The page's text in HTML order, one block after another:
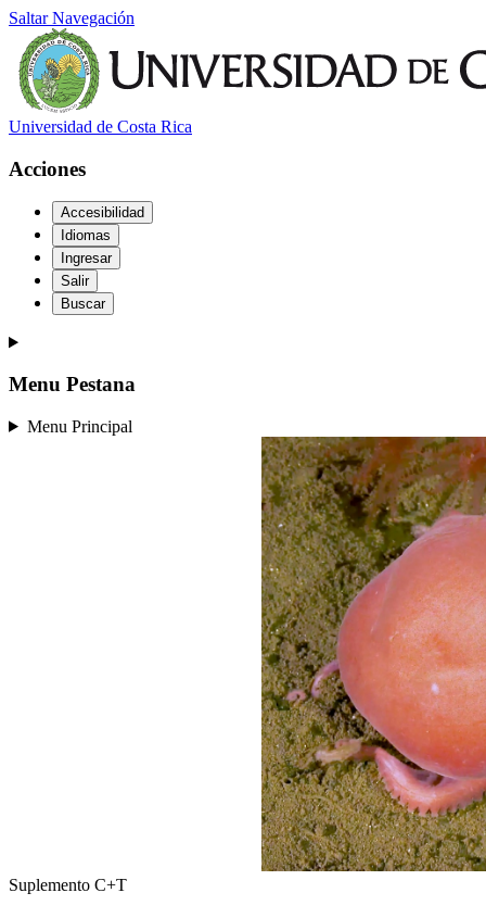
Saltar Navegación
Universidad de Costa Rica
Acciones
Accesibilidad
Idiomas
Ingresar
Salir
Buscar
Menu Pestana
Menu Principal
Suplemento C+T